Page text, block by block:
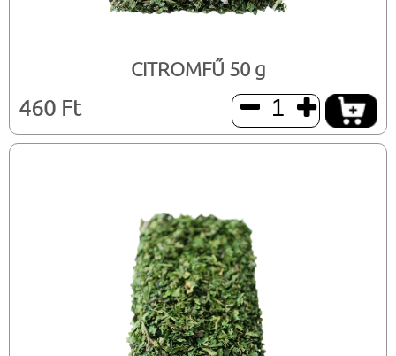
CITROMFŰ 50 g
460 Ft  